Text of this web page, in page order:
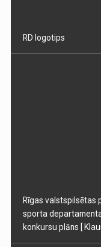
RD logotips
Rīgas valstspilsētas
sporta
konkursu plāns [